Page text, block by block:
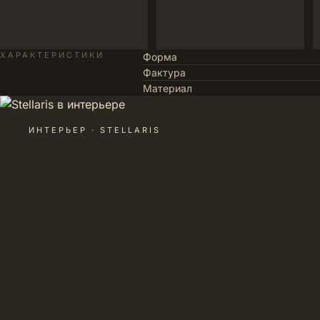
ХАРАКТЕРИСТИКИ
Форма
Фактура
Материал
ИНТЕРЬЕР · STELLARIS